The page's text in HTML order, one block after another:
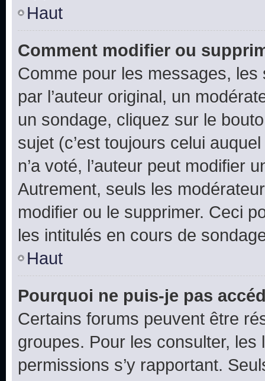
Haut
Comment modifier ou
Comme pour les messages,
par l’auteur original, un
un sondage, cliquez sur le
sujet (c’est toujours celui
n’a voté, l’auteur peut modifier
Autrement, seuls les
modifier ou le supprimer. Ceci
les intitulés en cours de
Haut
Pourquoi ne puis-je pas
Certains forums peuvent être
groupes. Pour les consulter,
permissions s’y rapportant.